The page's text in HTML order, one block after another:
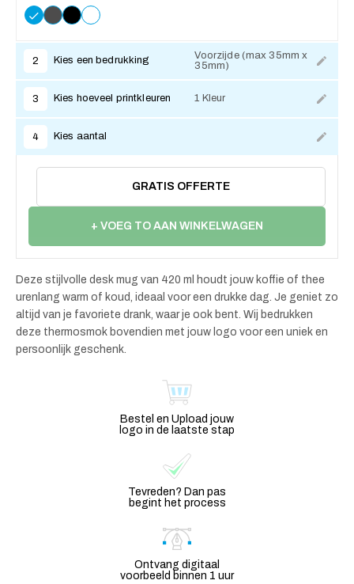
2 Kies een bedrukking
Voorzijde (max 35mm x
35mm)
3 Kies hoeveel printkleuren 1 Kleur
4 Kies aantal
GRATIS OFFERTE
+ VOEG TO AAN WINKELWAGEN
Deze stijlvolle desk mug van 420 ml houdt jouw koffie of thee
urenlang warm of koud, ideaal voor een drukke dag. Je geniet zo
altijd van je favoriete drank, waar je ook bent. Wij bedrukken
deze thermosmok bovendien met jouw logo voor een uniek en
persoonlijk geschenk.
Bestel en Upload jouw
logo in de laatste stap
Tevreden? Dan pas
begint het process
Ontvang digitaal
voorbeeld binnen 1 uur